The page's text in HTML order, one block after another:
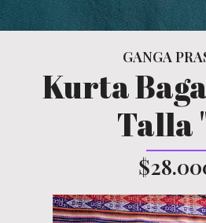
GANGA
Kurta
Talla